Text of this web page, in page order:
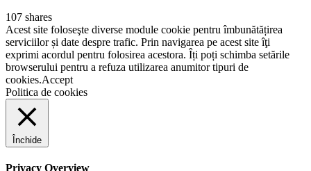
107 shares
Acest site foloseşte diverse module cookie pentru îmbunătățirea
serviciilor și date despre trafic. Prin navigarea pe acest site îţi
exprimi acordul pentru folosirea acestora. Îți poți schimba setările
browserului pentru a refuza utilizarea anumitor tipuri de
cookies.Accept
Politica de cookies
Închide
Privacy Overview